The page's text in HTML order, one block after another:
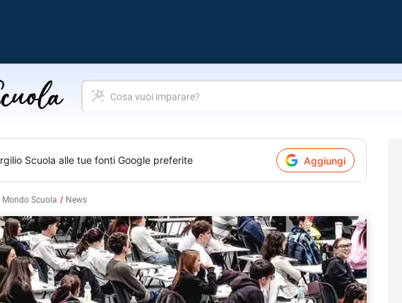
Cosa
vuoi
Scuola alle tue fonti Google preferite Aggiungi
Mondo Scuola News